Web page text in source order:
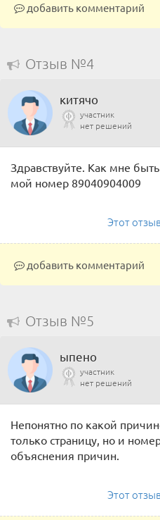
добавить комментарий
Отзыв №4
китячо
участник
нет решений
Здравствуйте. Как мне
мой номер 89040904009
Этот
добавить комментарий
Отзыв №5
ыпено
участник
нет решений
Непонятно по какой
только страницу, но и
объяснения причин.
Этот